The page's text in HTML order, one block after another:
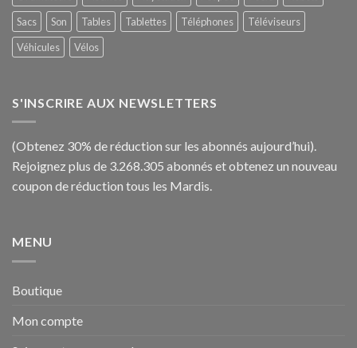
Sacs
Son Tables Tablettes Téléphones
Téléviseurs
Véhicules
Vélos
S'INSCRIRE AUX NEWSLETTERS
(Obtenez 30% de réduction sur les abonnés aujourd’hui).
Rejoignez plus de 3.268.305 abonnés et obtenez un nouveau
coupon de réduction tous les Mardis.
MENU
Boutique
Mon compte